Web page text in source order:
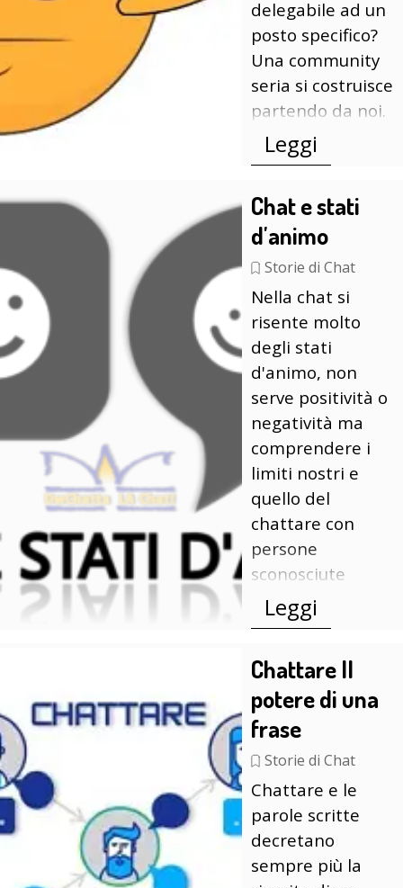
delegabile ad un
posto specifico?
Una community
seria si costruisce
partendo da noi.
Leggi
Chat e stati
d'animo
Storie di Chat
Nella chat si
risente molto
degli stati
d'animo, non
serve positività o
negatività ma
comprendere i
limiti nostri e
quello del
chattare con
persone
sconosciute
Leggi
Chattare Il
potere di una
frase
Storie di Chat
Chattare e le
parole scritte
decretano
sempre più la